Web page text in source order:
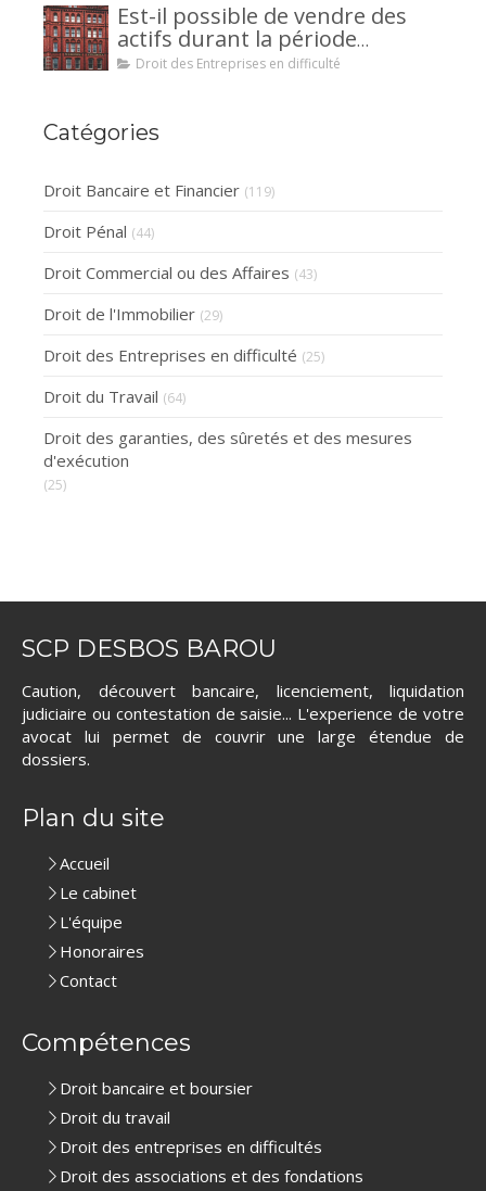
Est-il possible de vendre des
actifs durant la période
d’observation d’un
Droit des Entreprises en difficulté
Catégories
Droit Bancaire et Financier (119)
Droit Pénal (44)
Droit Commercial ou des Affaires (43)
Droit de l'Immobilier (29)
Droit des Entreprises en difficulté (25)
Droit du Travail (64)
Droit des garanties, des sûretés et des mesures
d'exécution
(25)
SCP DESBOS BAROU
Caution, découvert bancaire, licenciement, liquidation
judiciaire ou contestation de saisie... L'experience de votre
avocat lui permet de couvrir une large étendue de
dossiers.
Plan du site
Accueil
Le cabinet
L'équipe
Honoraires
Contact
Compétences
Droit bancaire et boursier
Droit du travail
Droit des entreprises en difficultés
Droit des associations et des fondations